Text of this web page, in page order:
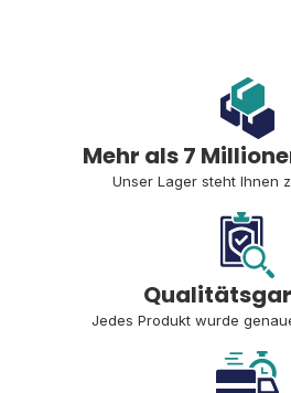
Mehr als 7
Unser Lager steht Ihnen
Jedes Produkt wurde